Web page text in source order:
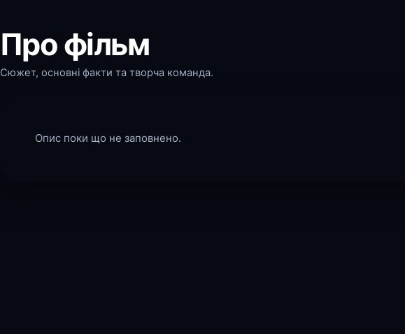
Про фільм
Сюжет, основні факти та творча команда.
Опис поки що не заповнено.